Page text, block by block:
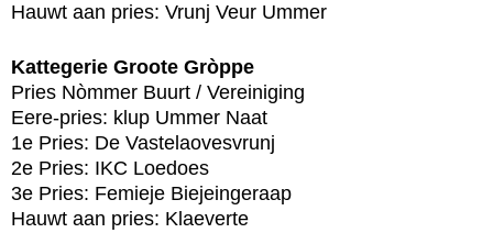
Hauwt aan pries: Vrunj Veur Ummer
Kattegerie Groote Gròppe
Pries Nòmmer Buurt / Vereiniging
Eere-pries: klup Ummer Naat
1e Pries: De Vastelaovesvrunj
2e Pries: IKC Loedoes
3e Pries: Femieje Biejeingeraap
Hauwt aan pries: Klaeverte